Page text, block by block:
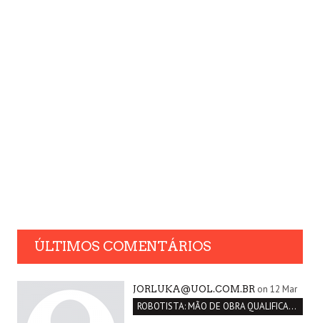
ÚLTIMOS COMENTÁRIOS
JORLUKA@UOL.COM.BR on 12 Mar
ROBOTISTA: MÃO DE OBRA QUALIFICADA INEXISTENTE NO BRASIL